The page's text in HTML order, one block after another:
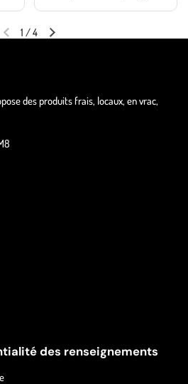
1 /4
des produits frais, locaux, en vrac,
des renseignements